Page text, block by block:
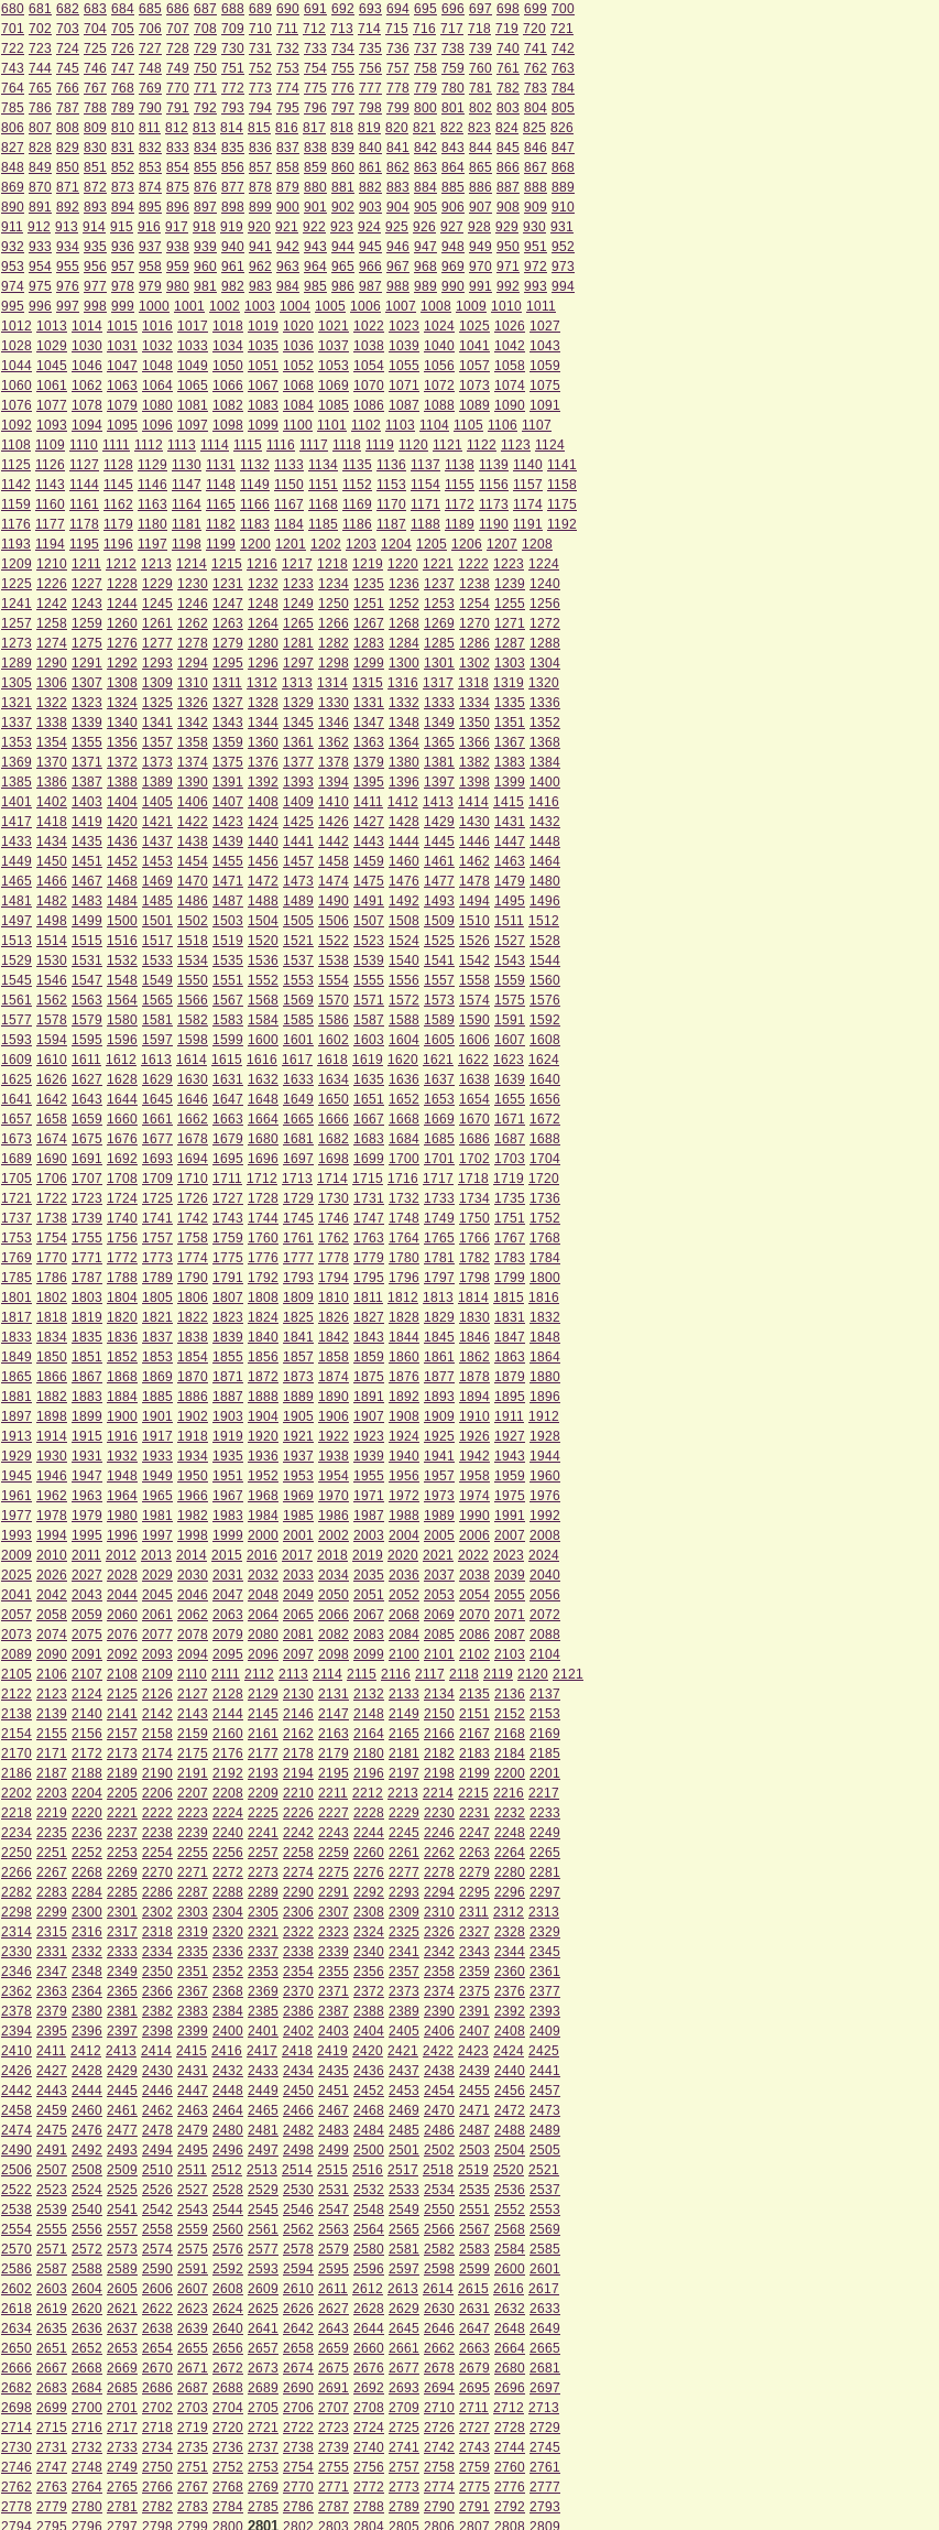
680 681 682 683 684 685 686 687 688 689 690 691 692 693 694 695 696 697 698 699 700
701 702 703 704 705 706 707 708 709 710 711 712 713 714 715 716 717 718 719 720 721
722 723 724 725 726 727 728 729 730 731 732 733 734 735 736 737 738 739 740 741 742
743 744 745 746 747 748 749 750 751 752 753 754 755 756 757 758 759 760 761 762 763
764 765 766 767 768 769 770 771 772 773 774 775 776 777 778 779 780 781 782 783 784
785 786 787 788 789 790 791 792 793 794 795 796 797 798 799 800 801 802 803 804 805
806 807 808 809 810 811 812 813 814 815 816 817 818 819 820 821 822 823 824 825 826
827 828 829 830 831 832 833 834 835 836 837 838 839 840 841 842 843 844 845 846 847
848 849 850 851 852 853 854 855 856 857 858 859 860 861 862 863 864 865 866 867 868
869 870 871 872 873 874 875 876 877 878 879 880 881 882 883 884 885 886 887 888 889
890 891 892 893 894 895 896 897 898 899 900 901 902 903 904 905 906 907 908 909 910
911 912 913 914 915 916 917 918 919 920 921 922 923 924 925 926 927 928 929 930 931
932 933 934 935 936 937 938 939 940 941 942 943 944 945 946 947 948 949 950 951 952
953 954 955 956 957 958 959 960 961 962 963 964 965 966 967 968 969 970 971 972 973
974 975 976 977 978 979 980 981 982 983 984 985 986 987 988 989 990 991 992 993 994
995 996 997 998 999 1000 1001 1002 1003 1004 1005 1006 1007 1008 1009 1010 1011
1012 1013 1014 1015 1016 1017 1018 1019 1020 1021 1022 1023 1024 1025 1026 1027
1028 1029 1030 1031 1032 1033 1034 1035 1036 1037 1038 1039 1040 1041 1042 1043
1044 1045 1046 1047 1048 1049 1050 1051 1052 1053 1054 1055 1056 1057 1058 1059
1060 1061 1062 1063 1064 1065 1066 1067 1068 1069 1070 1071 1072 1073 1074 1075
1076 1077 1078 1079 1080 1081 1082 1083 1084 1085 1086 1087 1088 1089 1090 1091
1092 1093 1094 1095 1096 1097 1098 1099 1100 1101 1102 1103 1104 1105 1106 1107
1108 1109 1110 1111 1112 1113 1114 1115 1116 1117 1118 1119 1120 1121 1122 1123 1124
1125 1126 1127 1128 1129 1130 1131 1132 1133 1134 1135 1136 1137 1138 1139 1140 1141
1142 1143 1144 1145 1146 1147 1148 1149 1150 1151 1152 1153 1154 1155 1156 1157 1158
1159 1160 1161 1162 1163 1164 1165 1166 1167 1168 1169 1170 1171 1172 1173 1174 1175
1176 1177 1178 1179 1180 1181 1182 1183 1184 1185 1186 1187 1188 1189 1190 1191 1192
1193 1194 1195 1196 1197 1198 1199 1200 1201 1202 1203 1204 1205 1206 1207 1208
1209 1210 1211 1212 1213 1214 1215 1216 1217 1218 1219 1220 1221 1222 1223 1224
1225 1226 1227 1228 1229 1230 1231 1232 1233 1234 1235 1236 1237 1238 1239 1240
1241 1242 1243 1244 1245 1246 1247 1248 1249 1250 1251 1252 1253 1254 1255 1256
1257 1258 1259 1260 1261 1262 1263 1264 1265 1266 1267 1268 1269 1270 1271 1272
1273 1274 1275 1276 1277 1278 1279 1280 1281 1282 1283 1284 1285 1286 1287 1288
1289 1290 1291 1292 1293 1294 1295 1296 1297 1298 1299 1300 1301 1302 1303 1304
1305 1306 1307 1308 1309 1310 1311 1312 1313 1314 1315 1316 1317 1318 1319 1320
1321 1322 1323 1324 1325 1326 1327 1328 1329 1330 1331 1332 1333 1334 1335 1336
1337 1338 1339 1340 1341 1342 1343 1344 1345 1346 1347 1348 1349 1350 1351 1352
1353 1354 1355 1356 1357 1358 1359 1360 1361 1362 1363 1364 1365 1366 1367 1368
1369 1370 1371 1372 1373 1374 1375 1376 1377 1378 1379 1380 1381 1382 1383 1384
1385 1386 1387 1388 1389 1390 1391 1392 1393 1394 1395 1396 1397 1398 1399 1400
1401 1402 1403 1404 1405 1406 1407 1408 1409 1410 1411 1412 1413 1414 1415 1416
1417 1418 1419 1420 1421 1422 1423 1424 1425 1426 1427 1428 1429 1430 1431 1432
1433 1434 1435 1436 1437 1438 1439 1440 1441 1442 1443 1444 1445 1446 1447 1448
1449 1450 1451 1452 1453 1454 1455 1456 1457 1458 1459 1460 1461 1462 1463 1464
1465 1466 1467 1468 1469 1470 1471 1472 1473 1474 1475 1476 1477 1478 1479 1480
1481 1482 1483 1484 1485 1486 1487 1488 1489 1490 1491 1492 1493 1494 1495 1496
1497 1498 1499 1500 1501 1502 1503 1504 1505 1506 1507 1508 1509 1510 1511 1512
1513 1514 1515 1516 1517 1518 1519 1520 1521 1522 1523 1524 1525 1526 1527 1528
1529 1530 1531 1532 1533 1534 1535 1536 1537 1538 1539 1540 1541 1542 1543 1544
1545 1546 1547 1548 1549 1550 1551 1552 1553 1554 1555 1556 1557 1558 1559 1560
1561 1562 1563 1564 1565 1566 1567 1568 1569 1570 1571 1572 1573 1574 1575 1576
1577 1578 1579 1580 1581 1582 1583 1584 1585 1586 1587 1588 1589 1590 1591 1592
1593 1594 1595 1596 1597 1598 1599 1600 1601 1602 1603 1604 1605 1606 1607 1608
1609 1610 1611 1612 1613 1614 1615 1616 1617 1618 1619 1620 1621 1622 1623 1624
1625 1626 1627 1628 1629 1630 1631 1632 1633 1634 1635 1636 1637 1638 1639 1640
1641 1642 1643 1644 1645 1646 1647 1648 1649 1650 1651 1652 1653 1654 1655 1656
1657 1658 1659 1660 1661 1662 1663 1664 1665 1666 1667 1668 1669 1670 1671 1672
1673 1674 1675 1676 1677 1678 1679 1680 1681 1682 1683 1684 1685 1686 1687 1688
1689 1690 1691 1692 1693 1694 1695 1696 1697 1698 1699 1700 1701 1702 1703 1704
1705 1706 1707 1708 1709 1710 1711 1712 1713 1714 1715 1716 1717 1718 1719 1720
1721 1722 1723 1724 1725 1726 1727 1728 1729 1730 1731 1732 1733 1734 1735 1736
1737 1738 1739 1740 1741 1742 1743 1744 1745 1746 1747 1748 1749 1750 1751 1752
1753 1754 1755 1756 1757 1758 1759 1760 1761 1762 1763 1764 1765 1766 1767 1768
1769 1770 1771 1772 1773 1774 1775 1776 1777 1778 1779 1780 1781 1782 1783 1784
1785 1786 1787 1788 1789 1790 1791 1792 1793 1794 1795 1796 1797 1798 1799 1800
1801 1802 1803 1804 1805 1806 1807 1808 1809 1810 1811 1812 1813 1814 1815 1816
1817 1818 1819 1820 1821 1822 1823 1824 1825 1826 1827 1828 1829 1830 1831 1832
1833 1834 1835 1836 1837 1838 1839 1840 1841 1842 1843 1844 1845 1846 1847 1848
1849 1850 1851 1852 1853 1854 1855 1856 1857 1858 1859 1860 1861 1862 1863 1864
1865 1866 1867 1868 1869 1870 1871 1872 1873 1874 1875 1876 1877 1878 1879 1880
1881 1882 1883 1884 1885 1886 1887 1888 1889 1890 1891 1892 1893 1894 1895 1896
1897 1898 1899 1900 1901 1902 1903 1904 1905 1906 1907 1908 1909 1910 1911 1912
1913 1914 1915 1916 1917 1918 1919 1920 1921 1922 1923 1924 1925 1926 1927 1928
1929 1930 1931 1932 1933 1934 1935 1936 1937 1938 1939 1940 1941 1942 1943 1944
1945 1946 1947 1948 1949 1950 1951 1952 1953 1954 1955 1956 1957 1958 1959 1960
1961 1962 1963 1964 1965 1966 1967 1968 1969 1970 1971 1972 1973 1974 1975 1976
1977 1978 1979 1980 1981 1982 1983 1984 1985 1986 1987 1988 1989 1990 1991 1992
1993 1994 1995 1996 1997 1998 1999 2000 2001 2002 2003 2004 2005 2006 2007 2008
2009 2010 2011 2012 2013 2014 2015 2016 2017 2018 2019 2020 2021 2022 2023 2024
2025 2026 2027 2028 2029 2030 2031 2032 2033 2034 2035 2036 2037 2038 2039 2040
2041 2042 2043 2044 2045 2046 2047 2048 2049 2050 2051 2052 2053 2054 2055 2056
2057 2058 2059 2060 2061 2062 2063 2064 2065 2066 2067 2068 2069 2070 2071 2072
2073 2074 2075 2076 2077 2078 2079 2080 2081 2082 2083 2084 2085 2086 2087 2088
2089 2090 2091 2092 2093 2094 2095 2096 2097 2098 2099 2100 2101 2102 2103 2104
2105 2106 2107 2108 2109 2110 2111 2112 2113 2114 2115 2116 2117 2118 2119 2120 2121
2122 2123 2124 2125 2126 2127 2128 2129 2130 2131 2132 2133 2134 2135 2136 2137
2138 2139 2140 2141 2142 2143 2144 2145 2146 2147 2148 2149 2150 2151 2152 2153
2154 2155 2156 2157 2158 2159 2160 2161 2162 2163 2164 2165 2166 2167 2168 2169
2170 2171 2172 2173 2174 2175 2176 2177 2178 2179 2180 2181 2182 2183 2184 2185
2186 2187 2188 2189 2190 2191 2192 2193 2194 2195 2196 2197 2198 2199 2200 2201
2202 2203 2204 2205 2206 2207 2208 2209 2210 2211 2212 2213 2214 2215 2216 2217
2218 2219 2220 2221 2222 2223 2224 2225 2226 2227 2228 2229 2230 2231 2232 2233
2234 2235 2236 2237 2238 2239 2240 2241 2242 2243 2244 2245 2246 2247 2248 2249
2250 2251 2252 2253 2254 2255 2256 2257 2258 2259 2260 2261 2262 2263 2264 2265
2266 2267 2268 2269 2270 2271 2272 2273 2274 2275 2276 2277 2278 2279 2280 2281
2282 2283 2284 2285 2286 2287 2288 2289 2290 2291 2292 2293 2294 2295 2296 2297
2298 2299 2300 2301 2302 2303 2304 2305 2306 2307 2308 2309 2310 2311 2312 2313
2314 2315 2316 2317 2318 2319 2320 2321 2322 2323 2324 2325 2326 2327 2328 2329
2330 2331 2332 2333 2334 2335 2336 2337 2338 2339 2340 2341 2342 2343 2344 2345
2346 2347 2348 2349 2350 2351 2352 2353 2354 2355 2356 2357 2358 2359 2360 2361
2362 2363 2364 2365 2366 2367 2368 2369 2370 2371 2372 2373 2374 2375 2376 2377
2378 2379 2380 2381 2382 2383 2384 2385 2386 2387 2388 2389 2390 2391 2392 2393
2394 2395 2396 2397 2398 2399 2400 2401 2402 2403 2404 2405 2406 2407 2408 2409
2410 2411 2412 2413 2414 2415 2416 2417 2418 2419 2420 2421 2422 2423 2424 2425
2426 2427 2428 2429 2430 2431 2432 2433 2434 2435 2436 2437 2438 2439 2440 2441
2442 2443 2444 2445 2446 2447 2448 2449 2450 2451 2452 2453 2454 2455 2456 2457
2458 2459 2460 2461 2462 2463 2464 2465 2466 2467 2468 2469 2470 2471 2472 2473
2474 2475 2476 2477 2478 2479 2480 2481 2482 2483 2484 2485 2486 2487 2488 2489
2490 2491 2492 2493 2494 2495 2496 2497 2498 2499 2500 2501 2502 2503 2504 2505
2506 2507 2508 2509 2510 2511 2512 2513 2514 2515 2516 2517 2518 2519 2520 2521
2522 2523 2524 2525 2526 2527 2528 2529 2530 2531 2532 2533 2534 2535 2536 2537
2538 2539 2540 2541 2542 2543 2544 2545 2546 2547 2548 2549 2550 2551 2552 2553
2554 2555 2556 2557 2558 2559 2560 2561 2562 2563 2564 2565 2566 2567 2568 2569
2570 2571 2572 2573 2574 2575 2576 2577 2578 2579 2580 2581 2582 2583 2584 2585
2586 2587 2588 2589 2590 2591 2592 2593 2594 2595 2596 2597 2598 2599 2600 2601
2602 2603 2604 2605 2606 2607 2608 2609 2610 2611 2612 2613 2614 2615 2616 2617
2618 2619 2620 2621 2622 2623 2624 2625 2626 2627 2628 2629 2630 2631 2632 2633
2634 2635 2636 2637 2638 2639 2640 2641 2642 2643 2644 2645 2646 2647 2648 2649
2650 2651 2652 2653 2654 2655 2656 2657 2658 2659 2660 2661 2662 2663 2664 2665
2666 2667 2668 2669 2670 2671 2672 2673 2674 2675 2676 2677 2678 2679 2680 2681
2682 2683 2684 2685 2686 2687 2688 2689 2690 2691 2692 2693 2694 2695 2696 2697
2698 2699 2700 2701 2702 2703 2704 2705 2706 2707 2708 2709 2710 2711 2712 2713
2714 2715 2716 2717 2718 2719 2720 2721 2722 2723 2724 2725 2726 2727 2728 2729
2730 2731 2732 2733 2734 2735 2736 2737 2738 2739 2740 2741 2742 2743 2744 2745
2746 2747 2748 2749 2750 2751 2752 2753 2754 2755 2756 2757 2758 2759 2760 2761
2762 2763 2764 2765 2766 2767 2768 2769 2770 2771 2772 2773 2774 2775 2776 2777
2778 2779 2780 2781 2782 2783 2784 2785 2786 2787 2788 2789 2790 2791 2792 2793
2801